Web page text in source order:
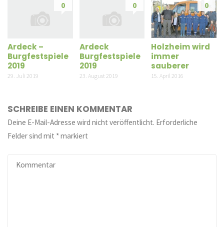
0
Ardeck –
Burgfestspiele
2019
29. Juli 2019
0
Ardeck
Burgfestspiele
2019
23. August 2019
0
Holzheim wird
immer
sauberer
15. April 2016
SCHREIBE EINEN KOMMENTAR
Deine E-Mail-Adresse wird nicht veröffentlicht. Erforderliche
Felder sind mit *markiert